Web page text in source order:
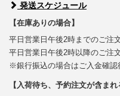
発送スケジュール
【在庫ありの場合】
平日営業日午後2時までのご注
平日営業日午後2時以降のご注
※銀行振込の場合はご入金確認
【入荷待ち、予約注文が含まれ